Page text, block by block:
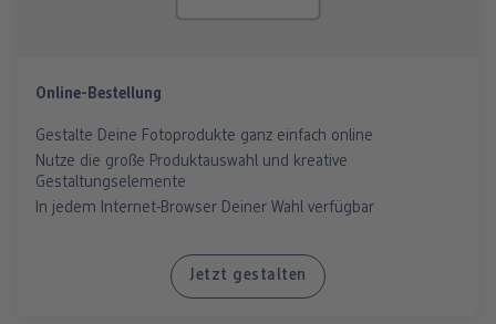
Online-Bestellung
Gestalte Deine Fotoprodukte ganz einfach online
Nutze die große Produktauswahl und kreative
Gestaltungselemente
In jedem Internet-Browser Deiner Wahl verfügbar
Jetzt gestalten